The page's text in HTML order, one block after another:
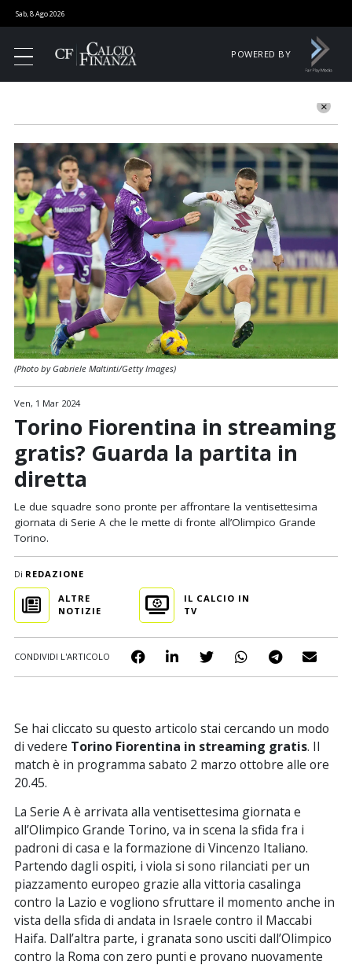
Sab, 8 Ago 2026
POWERED BY
Ven, 1 Mar 2024
Torino Fiorentina in streaming
gratis? Guarda la partita in
diretta
Le due squadre sono pronte per affrontare la ventisettesima
giornata di Serie A che le mette di fronte all’Olimpico Grande
Torino.
Di REDAZIONE
ALTRE
NOTIZIE
IL CALCIO IN
TV
CONDIVIDI L'ARTICOLO
(Photo by Gabriele Maltinti/Getty Images)
Se hai cliccato su questo articolo stai cercando un modo
di vedere Torino Fiorentina in streaming gratis. Il
match è in programma sabato 2 marzo ottobre alle ore
20.45.
La Serie A è arrivata alla ventisettesima giornata e
all’Olimpico Grande Torino, va in scena la sfida fra i
padroni di casa e la formazione di Vincenzo Italiano.
Partendo dagli ospiti, i viola si sono rilanciati per un
piazzamento europeo grazie alla vittoria casalinga
contro la Lazio e vogliono sfruttare il momento anche in
vista della sfida di andata in Israele contro il Maccabi
Haifa. Dall’altra parte, i granata sono usciti dall’Olimpico
contro la Roma con zero punti e provano nuovamente